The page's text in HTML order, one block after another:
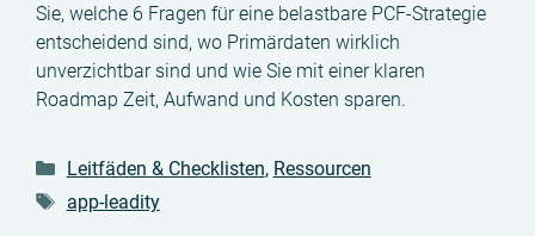
Sie, welche 6 Fragen für eine belastbare PCF-Strategie
entscheidend sind, wo Primärdaten wirklich
unverzichtbar sind und wie Sie mit einer klaren
Roadmap Zeit, Aufwand und Kosten sparen.
Kategorien
Leitfäden & Checklisten, Ressourcen
Schlagwörter
app-leadity